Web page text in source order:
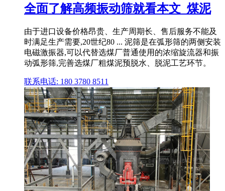
全面了解高频振动筛就看本文_煤泥
由于进口设备价格昂贵、生产周期长、售后服务不能及
时满足生产需要,20世纪80 ... 泥筛是在弧形筛的两侧安装
电磁激振器,可以代替选煤厂普通使用的浓缩旋流器和振
动弧形筛,完善选煤厂粗煤泥预脱水、脱泥工艺环节。
联系电话: 180 3780 8511